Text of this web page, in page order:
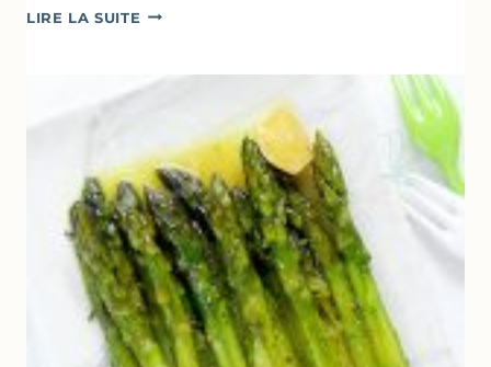
LIRE LA SUITE TERRINE
GREC,
AMANDES
&
FRUITS
ROUGES